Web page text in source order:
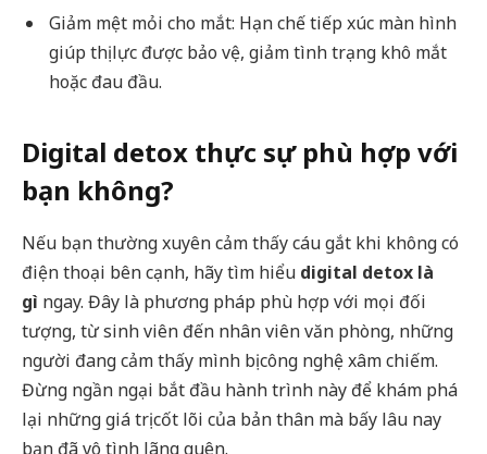
Giảm mệt mỏi cho mắt: Hạn chế tiếp xúc màn hình
giúp thị lực được bảo vệ, giảm tình trạng khô mắt
hoặc đau đầu.
Digital detox thực sự phù hợp với
bạn không?
Nếu bạn thường xuyên cảm thấy cáu gắt khi không có
điện thoại bên cạnh, hãy tìm hiểu digital detox là
gì ngay. Đây là phương pháp phù hợp với mọi đối
tượng, từ sinh viên đến nhân viên văn phòng, những
người đang cảm thấy mình bị công nghệ xâm chiếm.
Đừng ngần ngại bắt đầu hành trình này để khám phá
lại những giá trị cốt lõi của bản thân mà bấy lâu nay
bạn đã vô tình lãng quên.